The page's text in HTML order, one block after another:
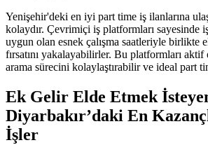
Yenişehir'deki en iyi part time iş ilanlarına
kolaydır. Çevrimiçi iş platformları sayesinde
uygun olan esnek çalışma saatleriyle birlikte
fırsatını yakalayabilirler. Bu platformları
arama sürecini kolaylaştırabilir ve ideal part
Ek Gelir Elde Etmek
Diyarbakır’daki En
İşler